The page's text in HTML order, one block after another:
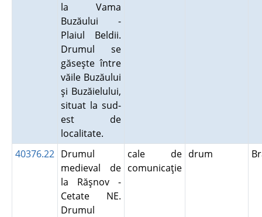
la Vama
Buzăului -
Plaiul Beldii.
Drumul se
găseşte între
văile Buzăului
şi Buzăielului,
situat la sud-
est de
localitate.
40376.22 Drumul
medieval de
la Răşnov -
Cetate NE.
Drumul
cale de
comunicaţie
drum